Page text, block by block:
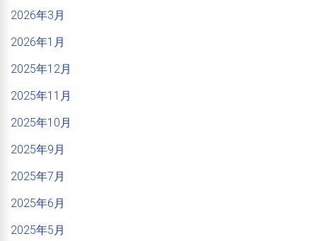
2026年3月
2026年1月
2025年12月
2025年11月
2025年10月
2025年9月
2025年7月
2025年6月
2025年5月